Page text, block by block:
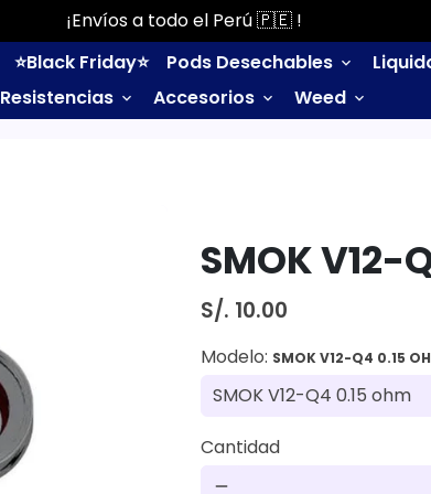
¡Envíos a todo el Perú 🇵🇪 !
⭐️Black Friday⭐️ Pods Desechables keyboard_arrow_down
Resistencias keyboard_arrow_down Accesorios keyboard_arrow_down Weed keyboard_arrow_down
SMOK V12-
S/. 10.00
Modelo: SMOK V12-Q4 0.15
Cantidad
remove